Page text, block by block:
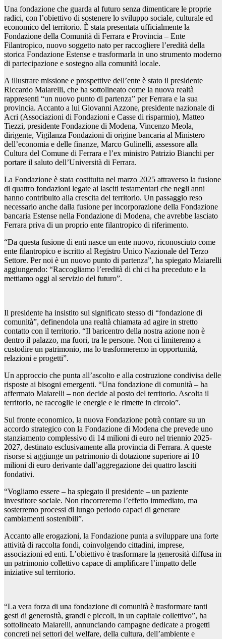
Una fondazione che guarda al futuro senza dimenticare le proprie
radici, con l’obiettivo di sostenere lo sviluppo sociale, culturale ed
economico del territorio. È stata presentata ufficialmente la
Fondazione della Comunità di Ferrara e Provincia – Ente
Filantropico, nuovo soggetto nato per raccogliere l’eredità della
storica Fondazione Estense e trasformarla in uno strumento moderno
di partecipazione e sostegno alla comunità locale.
A illustrare missione e prospettive dell’ente è stato il presidente
Riccardo Maiarelli, che ha sottolineato come la nuova realtà
rappresenti “un nuovo punto di partenza” per Ferrara e la sua
provincia. Accanto a lui Giovanni Azzone, presidente nazionale di
Acri (Associazioni di Fondazioni e Casse di risparmio), Matteo
Tiezzi, presidente Fondazione di Modena, Vincenzo Meola,
dirigente, Vigilanza Fondazioni di origine bancaria al Ministero
dell’economia e delle finanze, Marco Gulinelli, assessore alla
Cultura del Comune di Ferrara e l’ex ministro Patrizio Bianchi per
portare il saluto dell’Università di Ferrara.
La Fondazione è stata costituita nel marzo 2025 attraverso la fusione
di quattro fondazioni legate ai lasciti testamentari che negli anni
hanno contribuito alla crescita del territorio. Un passaggio reso
necessario anche dalla fusione per incorporazione della Fondazione
bancaria Estense nella Fondazione di Modena, che avrebbe lasciato
Ferrara priva di un proprio ente filantropico di riferimento.
“Da questa fusione di enti nasce un ente nuovo, riconosciuto come
ente filantropico e iscritto al Registro Unico Nazionale del Terzo
Settore. Per noi è un nuovo punto di partenza”, ha spiegato Maiarelli
aggiungendo: “Raccogliamo l’eredità di chi ci ha preceduto e la
mettiamo oggi al servizio del futuro”.
Il presidente ha insistito sul significato stesso di “fondazione di
comunità”, definendola una realtà chiamata ad agire in stretto
contatto con il territorio. “Il baricentro della nostra azione non è
dentro il palazzo, ma fuori, tra le persone. Non ci limiteremo a
custodire un patrimonio, ma lo trasformeremo in opportunità,
relazioni e progetti”.
Un approccio che punta all’ascolto e alla costruzione condivisa delle
risposte ai bisogni emergenti. “Una fondazione di comunità – ha
affermato Maiarelli – non decide al posto del territorio. Ascolta il
territorio, ne raccoglie le energie e le rimette in circolo”.
Sul fronte economico, la nuova Fondazione potrà contare su un
accordo strategico con la Fondazione di Modena che prevede uno
stanziamento complessivo di 14 milioni di euro nel triennio 2025-
2027, destinato esclusivamente alla provincia di Ferrara. A queste
risorse si aggiunge un patrimonio di dotazione superiore ai 10
milioni di euro derivante dall’aggregazione dei quattro lasciti
fondativi.
“Vogliamo essere – ha spiegato il presidente – un paziente
investitore sociale. Non rincorreremo l’effetto immediato, ma
sosterremo processi di lungo periodo capaci di generare
cambiamenti sostenibili”.
Accanto alle erogazioni, la Fondazione punta a sviluppare una forte
attività di raccolta fondi, coinvolgendo cittadini, imprese,
associazioni ed enti. L’obiettivo è trasformare la generosità diffusa in
un patrimonio collettivo capace di amplificare l’impatto delle
iniziative sul territorio.
“La vera forza di una fondazione di comunità è trasformare tanti
gesti di generosità, grandi e piccoli, in un capitale collettivo”, ha
sottolineato Maiarelli, annunciando campagne dedicate a progetti
concreti nei settori del welfare, della cultura, dell’ambiente e